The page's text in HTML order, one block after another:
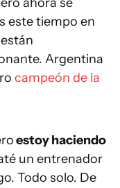
este tiempo en
Argentina
campeón de la
estoy haciendo
un entrenador
Todo solo. De